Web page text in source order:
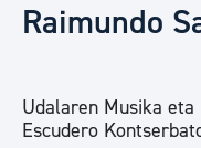
Raimundo
Udalaren Musika
Escudero